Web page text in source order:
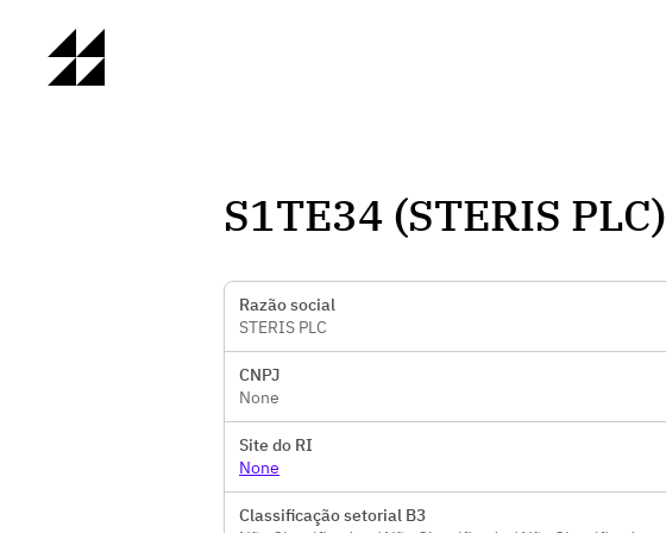
S1TE34 (STERIS PLC)
Razão social
STERIS PLC
CNPJ
None
Site do RI
None
Classificação setorial B3